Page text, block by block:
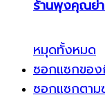
ร้านพุงคุณย่
หมุดทั้งหมด
ซอกแซกขอ
ซอกแซกตาม